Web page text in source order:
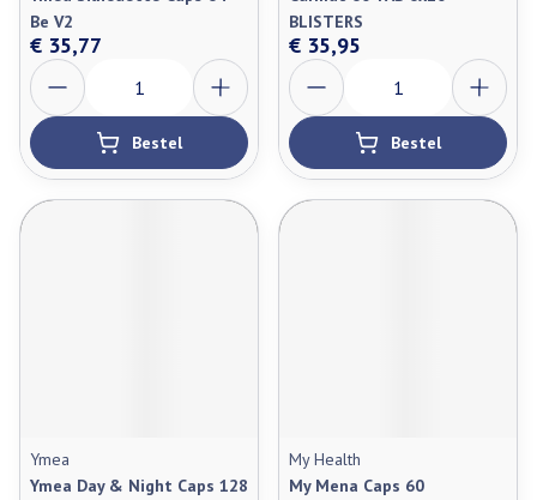
Be V2
€ 35,77
Aantal
Bestel
BLISTERS
€ 35,95
Aantal
Bestel
Ymea
Ymea Day & Night Caps 128
My Health
My Mena Caps 60